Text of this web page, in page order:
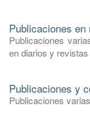
Publicaciones
Publicaciones
en diarios y revistas
Publicaciones y
Publicaciones